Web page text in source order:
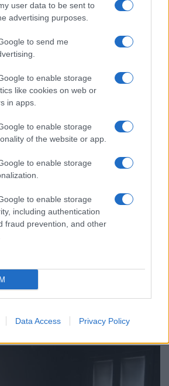
user data to be sent to
advertising purposes.
to send me
to enable storage
like cookies on web or
in apps.
to enable storage
of the website or app.
to enable storage
to enable storage
including authentication
fraud prevention, and other
Data Access Privacy Policy
συλλήψεις για πρόκληση
39η Γιορτή Σαρδέλας – Το
κόλπου της Καλλονής